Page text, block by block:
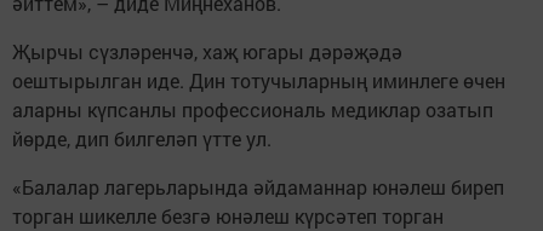
Җырчы сүзләренчә, хаҗ югары дәрәҗәдә
оештырылган иде. Дин тотучыларның иминлеге өчен
аларны күпсанлы профессиональ медиклар озатып
йөрде, дип билгеләп үтте ул.
«Балалар лагерьларында әйдаманнар юнәлеш биреп
торган шикелле безгә юнәлеш күрсәтеп торган